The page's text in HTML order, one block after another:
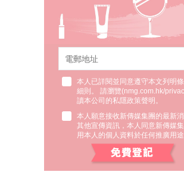
本人已詳閱並同意遵守本文列明
細則。 請瀏覽(nmg.com.hk/
讀本公司的私隱政策聲明。
本人願意接收新傳媒集團的最新
其他宣傳資訊，本人同意新傳媒
用本人的個人資料於任何推廣用途